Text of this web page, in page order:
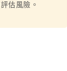
估風險。